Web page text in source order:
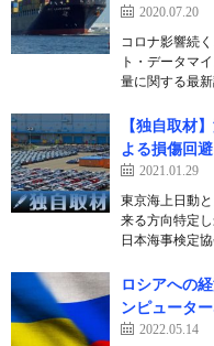
2020.07.20
コロナ影響続
ト・データマ
量に関する最
【独自取材
よる損傷回
2021.01.29
東京海上日動
来る方向特定
日本海事検定
ロシアへの
ンピュータ
2022.05.14